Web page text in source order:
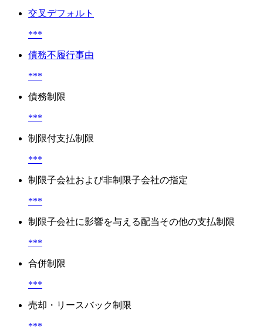
交叉デフォルト
***
債務不履行事由
***
債務制限
***
制限付支払制限
***
制限子会社および非制限子会社の指定
***
制限子会社に影響を与える配当その他の支払制限
***
合併制限
***
売却・リースバック制限
***